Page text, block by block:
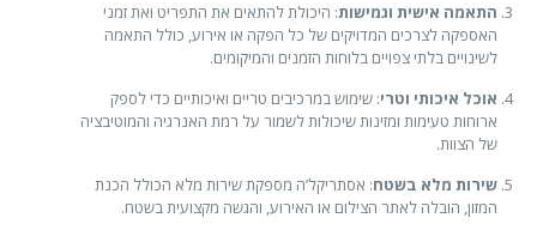
התאמה אישית וגמישות: היכולת להתאים את התפריט ואת זמני
האספקה לצרכים המדויקים של כל הפקה או אירוע, כולל התאמה
לשינויים בלתי צפויים בלוחות הזמנים והמיקומים.
אוכל איכותי וטרי: שימוש במרכיבים טריים ואיכותיים כדי לספק
ארוחות טעימות ומזינות שיכולות לשמור על רמת האנרגיה והמוטיבציה
של הצוות.
שירות מלא בשטח: אסתריקל’ה מספקת שירות מלא הכולל הכנת
המזון, הובלה לאתר הצילום או האירוע, והגשה מקצועית בשטח.